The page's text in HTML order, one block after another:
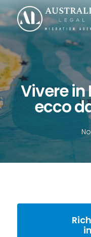
Skip
to
main
content
Vivere in
ecco